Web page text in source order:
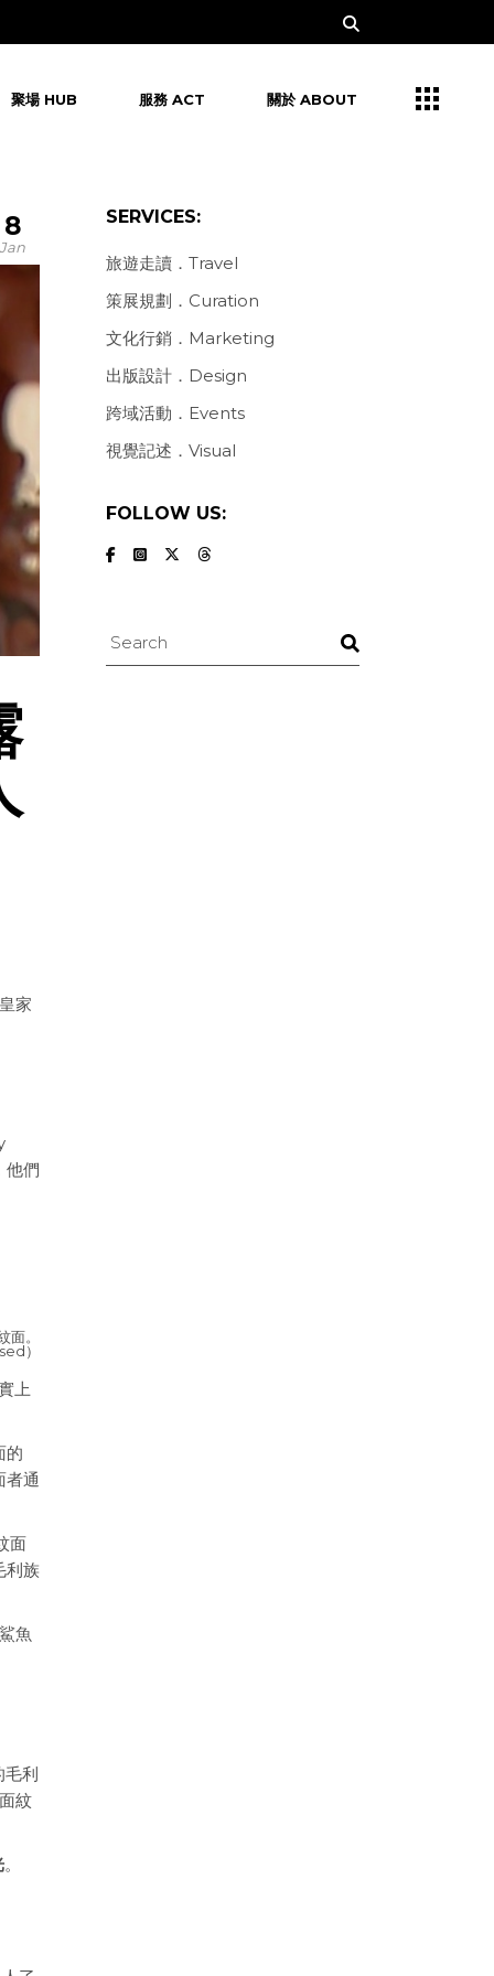
聚場 HUB 服務 ACT 關於 ABOUT
8
Jan
家
他們
。
）
上
的
者通
面
利族
魚
利
紋
。
SERVICES:
旅遊走讀．Travel
策展規劃．Curation
文化行銷．Marketing
出版設計．Design
跨域活動．Events
視覺記述．Visual
FOLLOW US:
Search